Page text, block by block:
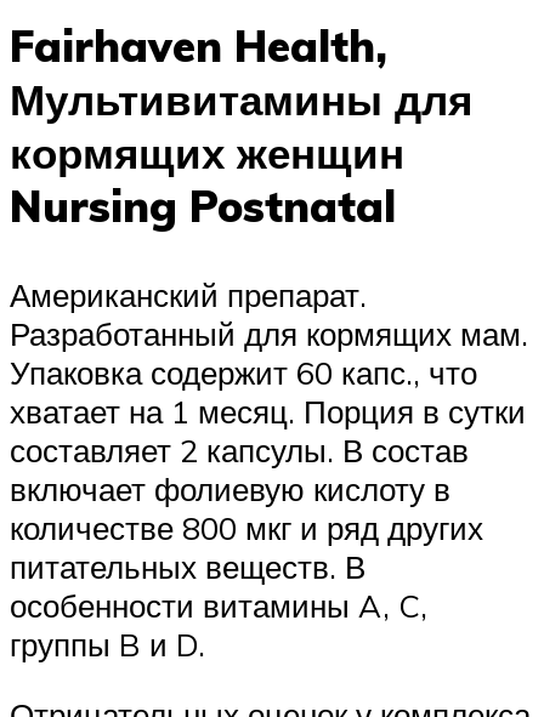
Fairhaven Health,
Мультивитамины для
кормящих женщин
Nursing Postnatal
Американский препарат.
Разработанный для кормящих мам.
Упаковка содержит 60 капс., что
хватает на 1 месяц. Порция в сутки
составляет 2 капсулы. В состав
включает фолиевую кислоту в
количестве 800 мкг и ряд других
питательных веществ. В
особенности витамины A, C,
группы B и D.